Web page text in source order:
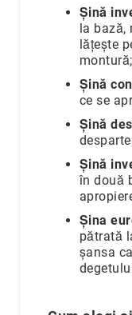
Bijuterii
Alege
tipul
&
Șină
la bază,
lățește
montură;
Șină
ce se
Șină
Șină
în două
Șina
pătrată
șansa